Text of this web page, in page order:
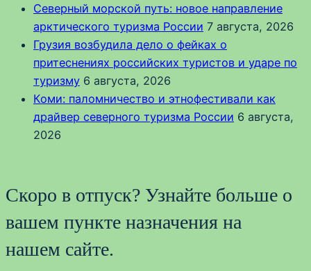
Северный морской путь: новое направление
арктического туризма России 7 августа, 2026
Грузия возбудила дело о фейках о
притеснениях российских туристов и ударе по
туризму 6 августа, 2026
Коми: паломничество и этнофестивали как
драйвер северного туризма России 6 августа,
2026
Скоро в отпуск? Узнайте больше о
вашем пункте назначения на
нашем сайте.